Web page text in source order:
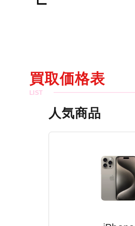
買取価格表
人気商品